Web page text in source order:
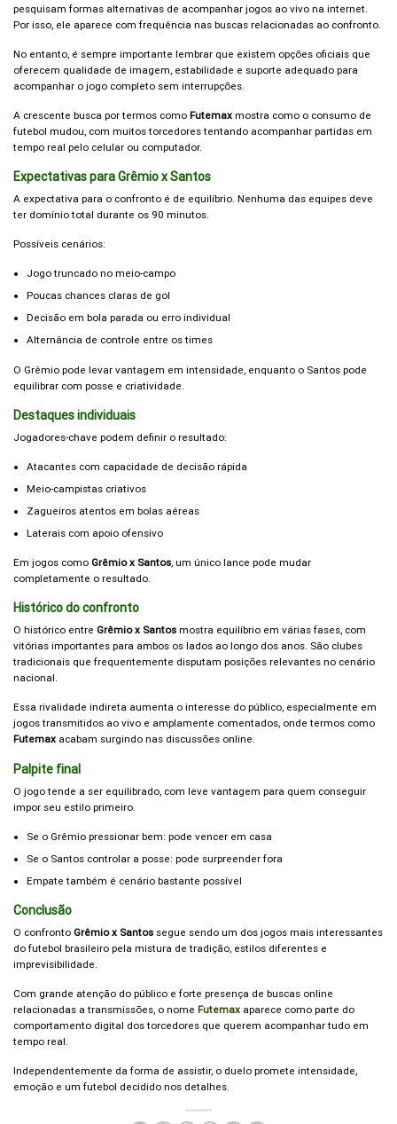
pesquisam formas alternativas de acompanhar jogos ao vivo na internet.
Por isso, ele aparece com frequência nas buscas relacionadas ao confronto.
No entanto, é sempre importante lembrar que existem opções oficiais que
oferecem qualidade de imagem, estabilidade e suporte adequado para
acompanhar o jogo completo sem interrupções.
A crescente busca por termos como Futemax mostra como o consumo de
futebol mudou, com muitos torcedores tentando acompanhar partidas em
tempo real pelo celular ou computador.
Expectativas para Grêmio x Santos
A expectativa para o confronto é de equilíbrio. Nenhuma das equipes deve
ter domínio total durante os 90 minutos.
Possíveis cenários:
Jogo truncado no meio-campo
Poucas chances claras de gol
Decisão em bola parada ou erro individual
Alternância de controle entre os times
O Grêmio pode levar vantagem em intensidade, enquanto o Santos pode
equilibrar com posse e criatividade.
Destaques individuais
Jogadores-chave podem definir o resultado:
Atacantes com capacidade de decisão rápida
Meio-campistas criativos
Zagueiros atentos em bolas aéreas
Laterais com apoio ofensivo
Em jogos como Grêmio x Santos, um único lance pode mudar
completamente o resultado.
Histórico do confronto
O histórico entre Grêmio x Santos mostra equilíbrio em várias fases, com
vitórias importantes para ambos os lados ao longo dos anos. São clubes
tradicionais que frequentemente disputam posições relevantes no cenário
nacional.
Essa rivalidade indireta aumenta o interesse do público, especialmente em
jogos transmitidos ao vivo e amplamente comentados, onde termos como
Futemax acabam surgindo nas discussões online.
Palpite final
O jogo tende a ser equilibrado, com leve vantagem para quem conseguir
impor seu estilo primeiro.
Se o Grêmio pressionar bem: pode vencer em casa
Se o Santos controlar a posse: pode surpreender fora
Empate também é cenário bastante possível
Conclusão
O confronto Grêmio x Santos segue sendo um dos jogos mais interessantes
do futebol brasileiro pela mistura de tradição, estilos diferentes e
imprevisibilidade.
Com grande atenção do público e forte presença de buscas online
relacionadas a transmissões, o nome Futemax aparece como parte do
comportamento digital dos torcedores que querem acompanhar tudo em
tempo real.
Independentemente da forma de assistir, o duelo promete intensidade,
emoção e um futebol decidido nos detalhes.